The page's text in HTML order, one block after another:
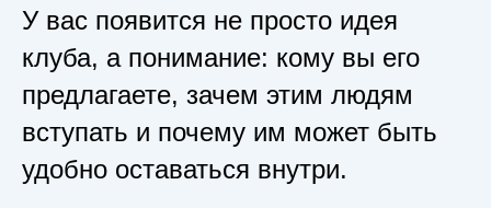
У вас появится не просто идея
клуба, а понимание: кому вы его
предлагаете, зачем этим людям
вступать и почему им может быть
удобно оставаться внутри.